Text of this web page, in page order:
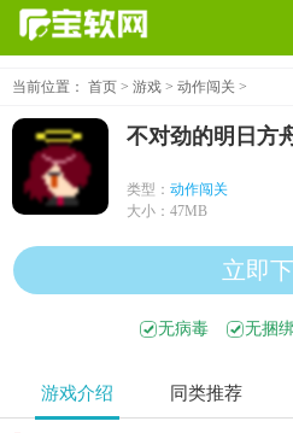
当前位置： 首页 > 游戏 > 动作闯关 >
不对劲的明日方
类型： 动作闯关
大小： 47MB
立即
无病毒 无捆
游戏介绍 同类推荐